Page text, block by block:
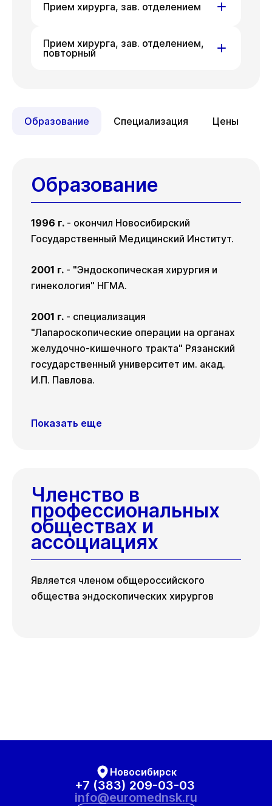
Прием хирурга, зав. отделением
ул. Писарева, д. 68
20 авг
Прием хирурга, зав. отделением,
повторный
07 авг 10 авг 11 авг
Пн
17 авг
Вт
18 авг
Ср
19 авг
20 авг
Образование Специализация Цены
Образование
1996 г. - окончил Новосибирский
Государственный Медицинский Институт.
2001 г. - "Эндоскопическая хирургия и
гинекология" НГМА.
2001 г. - специализация
"Лапароскопические операции на органах
желудочно-кишечного тракта" Рязанский
государственный университет им. акад.
И.П. Павлова.
Показать еще
Членство в
профессиональных
обществах и
ассоциациях
Является членом общероссийского
общества эндоскопических хирургов
Новосибирск
+7 (383) 209-03-03
info@euromednsk.ru